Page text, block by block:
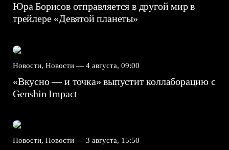
Юра Борисов отправляется в другой мир в
трейлере «Девятой планеты»
Новости, Новости — 4 августа, 09:00
«Вкусно — и точка» выпустит коллаборацию с
Genshin Impact⁠⁠
Новости, Новости — 3 августа, 15:50